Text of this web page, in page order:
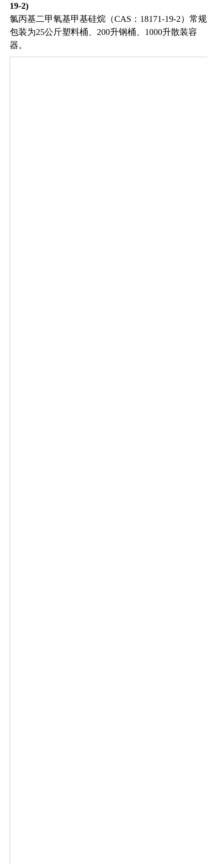
19-2)
氯丙基二甲氧基甲基硅烷（CAS：18171-19-2）常规
包装为25公斤塑料桶、200升钢桶、1000升散装容
器。